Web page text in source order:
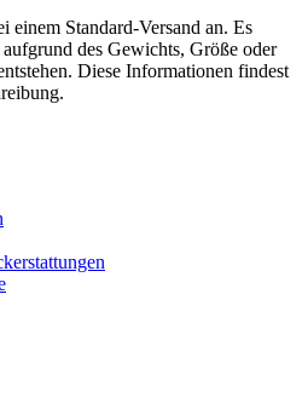
einem Standard-Versand an. Es
des Gewichts, Größe oder
Diese Informationen findest